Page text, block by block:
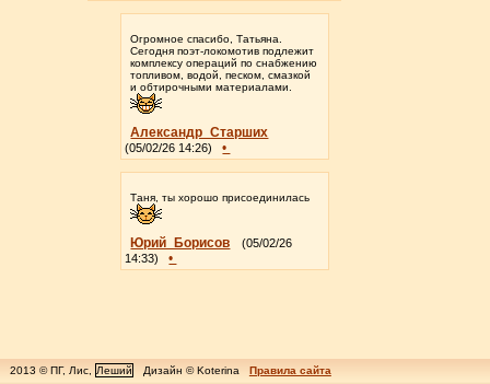
Огромное спасибо, Татьяна.
Сегодня поэт-локомотив подлежит
комплексу операций по снабжению
топливом, водой, песком, смазкой
и обтирочными материалами.
Александр_Старших
(05/02/26 14:26) •
Таня, ты хорошо присоединилась
Юрий_Борисов
(05/02/26
14:33)
•
2013 © ПГ, Лис, Леший Дизайн © Koterina
Правила сайта